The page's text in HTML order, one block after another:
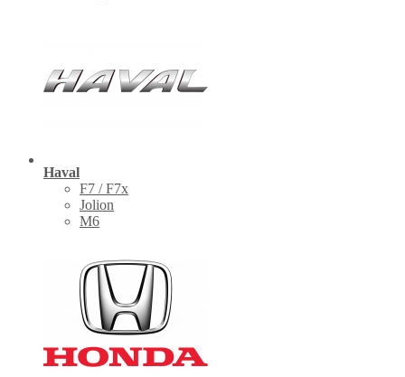
Haval
F7 / F7x
Jolion
M6